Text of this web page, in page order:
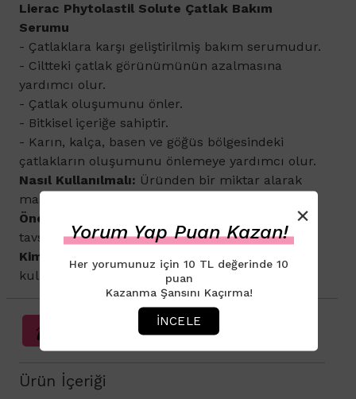
Lierac Phytolastil Solute Çatlak Bakım
Serumu
- Çatlaklara karşı geliştirilmiş bakım serumudur.
- Ciltteki çatlak görünümünün azalmasına
yardımcı olur.
- Çatlak oluşumunu önler.
- Bitkisel içeriğe sahiptir.
- Karın, kalça, basen ve göğüs bölgesindeki
çatlakların oluşumunu önlemeye yardımcı olur.
Nasıl Kullanılmalı: Üründen bir miktar alarak
masaj yaparak uygulayınız.
Öneri:
tavsiye edilmektedir.
Kimler Kullanabilir:
Tüm
cilt tiplerinin
kullanımına uygundur.
Sağlık Beyanı Bilgilendirmesi
Ürün İçeriği
×
Yorum Yap Puan Kazan!
Her yorumunuz için 10 TL değerinde 10
puan
Kazanma Şansını Kaçırma!
İNCELE